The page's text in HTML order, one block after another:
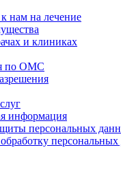
нам на лечение
и клиниках
по ОМС
информация
персональных